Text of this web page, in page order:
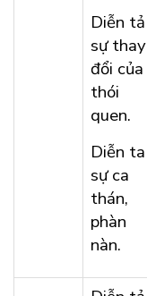
Diễn tả
sự thay
đổi của
thói
quen.
Diễn ta
sự ca
thán,
phàn
nàn.